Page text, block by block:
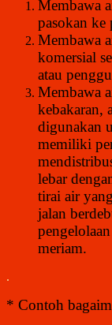
Membawa
pasokan ke
Membawa
komersial
atau
Membawa
kebakaran,
digunakan
memiliki
lebar
tirai air
jalan
meriam.
.
* Contoh